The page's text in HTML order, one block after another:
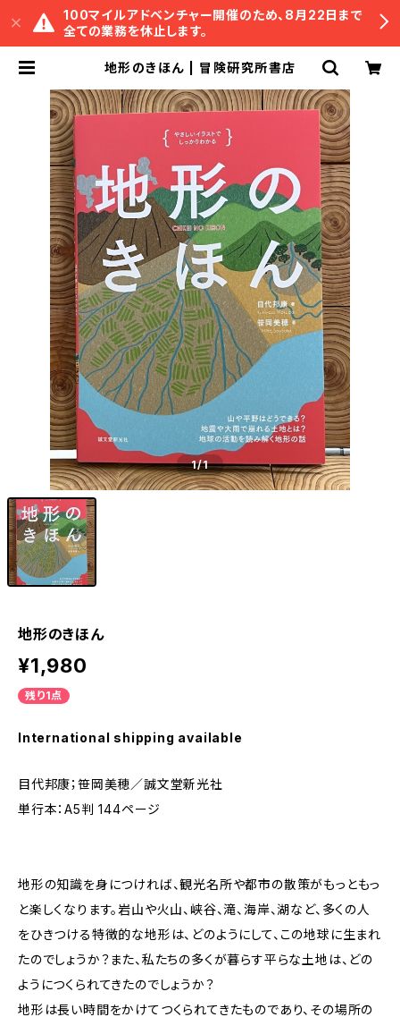
100マイルアドベンチャー開催のため、8月22日まで
全ての業務を休止します。
地形のきほん | 冒険研究所書店
1/1
地形のきほん
¥1,980
残り1点
International shipping available
目代邦康；笹岡美穂／誠文堂新光社
単行本：A5判 144ページ
地形の知識を身につければ、観光名所や都市の散策がもっともっ
と楽しくなります。岩山や火山、峡谷、滝、海岸、湖など、多くの人
をひきつける特徴的な地形は、どのようにして、この地球に生まれ
たのでしょうか？また、私たちの多くが暮らす平らな土地は、どの
ようにつくられてきたのでしょうか？
地形は長い時間をかけてつくられてきたものであり、その場所の